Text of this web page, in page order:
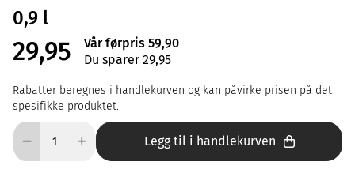
0,9 l
29,95
Vår førpris 59,90
Du sparer 29,95
Rabatter beregnes i handlekurven og kan påvirke prisen på det
spesifikke produktet.
Legg til i handlekurven